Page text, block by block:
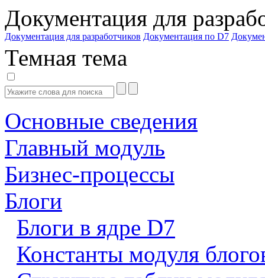
Документация для
Документация для разработчиков Документация по D7
Темная тема
Основные сведения
Главный модуль
Бизнес-процессы
Блоги
Блоги в ядре D7
Константы модуля